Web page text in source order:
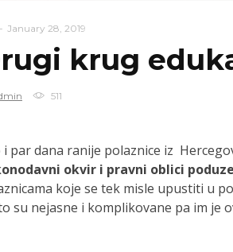
January 28, 2019
krug
511
i par dana ranije polaznice iz
okvir i pravni oblici
koje se tek misle upustiti u
su nejasne i komplikovane pa im je